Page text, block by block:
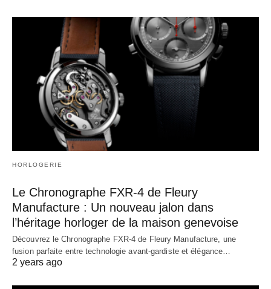
HORLOGERIE
Le Chronographe FXR-4 de Fleury
Manufacture : Un nouveau jalon dans
l’héritage horloger de la maison genevoise
Découvrez le Chronographe FXR-4 de Fleury Manufacture, une
fusion parfaite entre technologie avant-gardiste et élégance…
2 years ago